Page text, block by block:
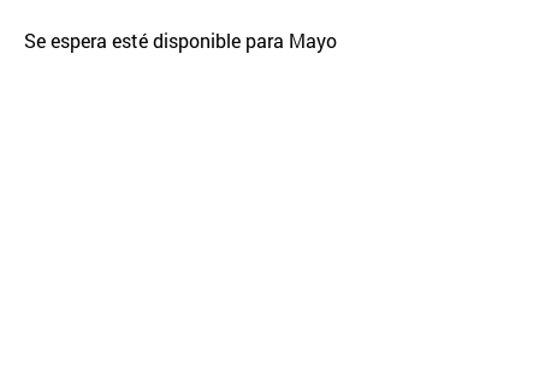
Se espera esté disponible para Mayo